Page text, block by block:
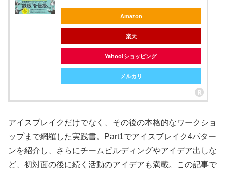
Amazon
楽天
Yahoo!ショッピング
メルカリ
アイスブレイクだけでなく、その後の本格的なワークショ
ップまで網羅した実践書。Part1でアイスブレイク4パター
ンを紹介し、さらにチームビルディングやアイデア出しな
ど、初対面の後に続く活動のアイデアも満載。この記事で